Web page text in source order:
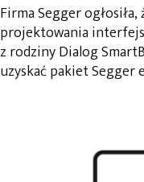
Firma Segger
projektowania
z rodziny Dialog
uzyskać pakiet Segger